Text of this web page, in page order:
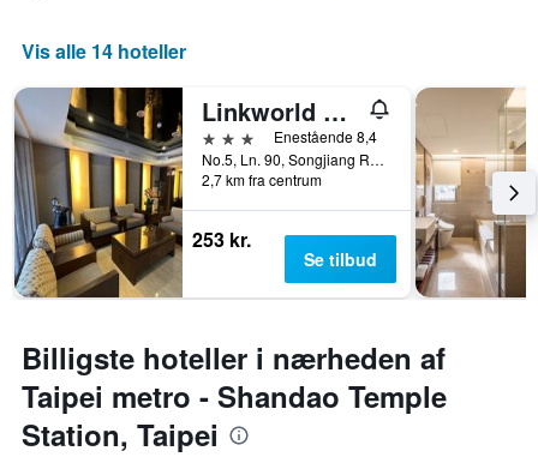
Vis alle 14 hoteller
Linkworld Hotel Taipei
3 stjernerEnestående 8,4
No.5, Ln. 90, Songjiang Rd., Taipei, Taiwan
2,7 km fra centrum
253 kr.
Se tilbud
Billigste hoteller i nærheden af
Taipei metro - Shandao Temple
Station, Taipei